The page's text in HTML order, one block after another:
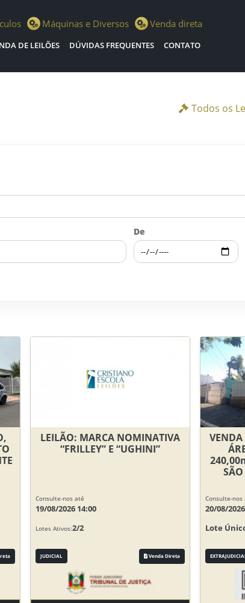
Máquinas e Diversos Venda direta
DE LEILÕES DÚVIDAS FREQUENTES CONTATO
Todos os
De
LEILÃO: MARCA NOMINATIVA
“FRILLEY” E “UGHINI”
Consulte-nos até
19/08/2026 14:00
Lotes Ativos:2/2
JUDICIAL Venda Direta
VENDA
Consulte-nos
20/08/
Lote
EXTRAJUDICIAL